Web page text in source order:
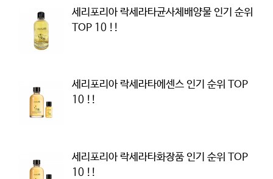
세리포리아 락세라타균사체배양물 인기 순위
TOP 10 !!
세리포리아 락세라타에센스 인기 순위 TOP
10 !!
세리포리아 락세라타화장품 인기 순위 TOP
10 !!